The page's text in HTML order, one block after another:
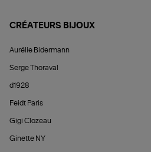
CRÉATEURS BIJOUX
Aurélie Bidermann
Serge Thoraval
d1928
Feidt Paris
Gigi Clozeau
Ginette NY